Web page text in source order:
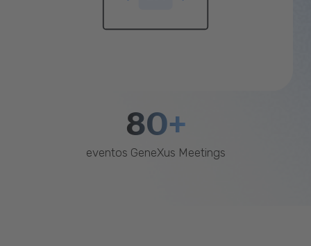
80+
eventos GeneXus Meetings